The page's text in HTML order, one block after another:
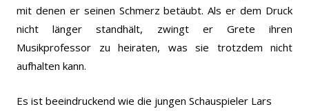
mit denen er seinen Schmerz betäubt. Als er dem Druck
nicht länger standhält, zwingt er Grete ihren
Musikprofessor zu heiraten, was sie trotzdem nicht
aufhalten kann.
Es ist beeindruckend wie die jungen Schauspieler Lars